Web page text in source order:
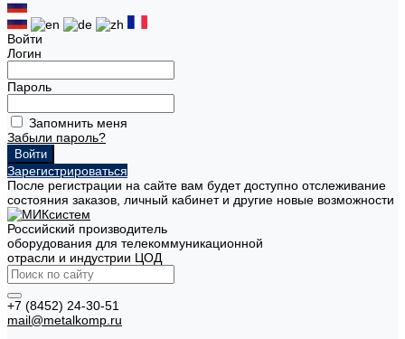
Войти
Логин
Пароль
Запомнить меня
Забыли пароль?
Зарегистрироваться
После регистрации на сайте вам будет доступно отслеживание
состояния заказов, личный кабинет и другие новые возможности
Российский производитель
оборудования для телекоммуникационной
отрасли и индустрии ЦОД
+7 (8452) 24-30-51
mail@metalkomp.ru